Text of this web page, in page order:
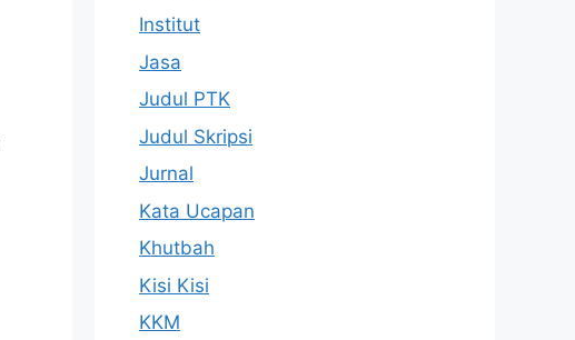
Institut
Jasa
Judul PTK
Judul Skripsi
Jurnal
Kata Ucapan
Khutbah
Kisi Kisi
KKM